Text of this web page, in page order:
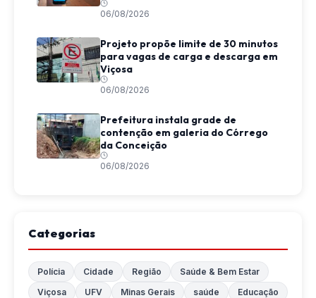
06/08/2026
Projeto propõe limite de 30 minutos
para vagas de carga e descarga em
Viçosa
06/08/2026
Prefeitura instala grade de
contenção em galeria do Córrego
da Conceição
06/08/2026
Categorias
Polícia Cidade Região
Saúde & Bem Estar
Viçosa
UFV Minas Gerais saúde
Educação